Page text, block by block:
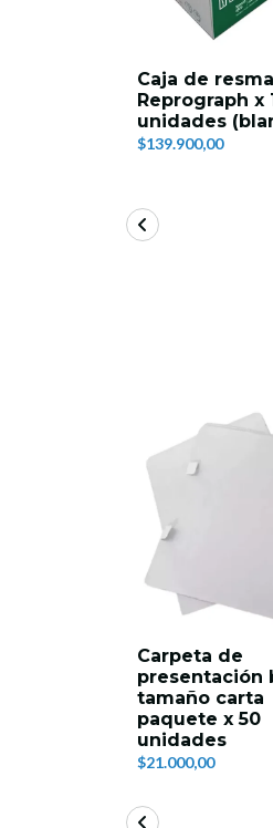
Caja de
Reprograph x
unidades
$139.900,00
Carpeta de
presentación
tamaño carta
paquete x 50
unidades
$21.000,00